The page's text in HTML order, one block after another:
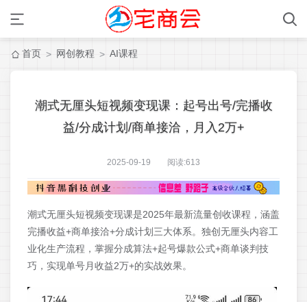
首页 > 网创教程 > AI课程
潮式无厘头短视频变现课：起号出号/完播收
益/分成计划/商单接洽，月入2万+
2025-09-19 阅读:613
潮式无厘头短视频变现课是2025年最新流量创收课程，涵盖
完播收益+商单接洽+分成计划三大体系。独创无厘头内容工
业化生产流程，掌握分成算法+起号爆款公式+商单谈判技
巧，实现单号月收益2万+的实战效果。